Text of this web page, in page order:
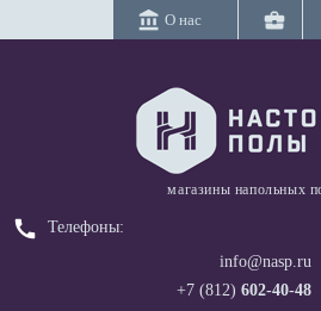
account_balance О нас business_center
магазины напольных
call
Телефоны:
info@nasp.ru
+7 (812) 602-40-48